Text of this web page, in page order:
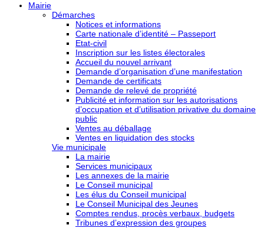
Mairie
Démarches
Notices et informations
Carte nationale d’identité – Passeport
Etat-civil
Inscription sur les listes électorales
Accueil du nouvel arrivant
Demande d’organisation d’une manifestation
Demande de certificats
Demande de relevé de propriété
Publicité et information sur les autorisations
d’occupation et d’utilisation privative du domaine
public
Ventes au déballage
Ventes en liquidation des stocks
Vie municipale
La mairie
Services municipaux
Les annexes de la mairie
Le Conseil municipal
Les élus du Conseil municipal
Le Conseil Municipal des Jeunes
Comptes rendus, procès verbaux, budgets
Tribunes d’expression des groupes